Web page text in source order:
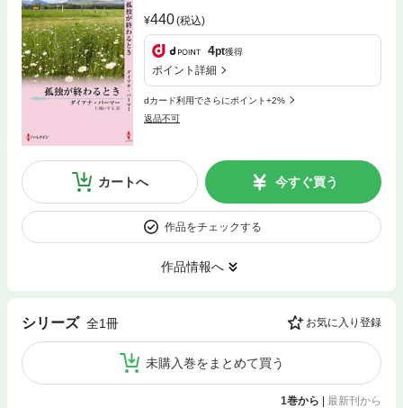
440(税込)
4pt獲得
ポイント詳細
dカード利用でさらにポイント+2%
返品不可
カートへ 今すぐ買う
作品をチェックする
作品情報へ
シリーズ 全1冊 お気に入り登録
未購入巻をまとめて買う
1巻から | 最新刊から